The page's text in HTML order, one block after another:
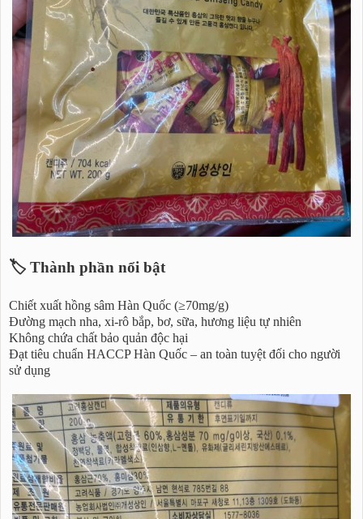
🏷️ Thành phần nổi bật
Chiết xuất hồng sâm Hàn Quốc (≥70mg/g)
Đường mạch nha, xi-rô bắp, bơ, sữa, hương liệu tự nhiên
Không chứa chất bảo quản độc hại
Đạt tiêu chuẩn HACCP Hàn Quốc – an toàn tuyệt đối cho người
sử dụng